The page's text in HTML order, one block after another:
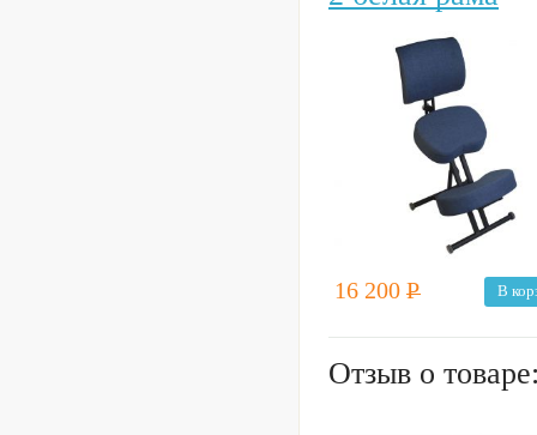
16 200 Р В
Отзыв о